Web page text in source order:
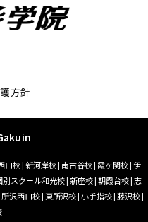
方針
口校|新河岸校|南古谷校| 霞ヶ関校|伊
別スクール和光校|新座校|朝霞台校|志
所沢西口校| 東所沢校|小手指校|藤沢校|